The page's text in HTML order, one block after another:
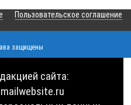
Пользовательское соглашение
защищены
сайта: